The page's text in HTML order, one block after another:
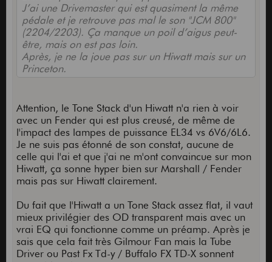
J’ai une Drivemaster qui est quasiment la même
pédale et je retrouve pas mal le son "JCM 800"
(2204/2203). Ça manque un poil d’aigus peut-
être, mais on est pas loin.
Après, je ne la joue pas sur un Hiwatt mais sur un
Princeton.
Attention, le Tone Stack d'un Hiwatt n'a rien à voir
avec un Fender qui est plus creusé, de même de
l'impact des lampes de puissance EL34 vs 6V6/6L6.
Je ne suis pas étonné de son constat, aucune de
celle qui l'ai et que j'ai ne m'ont convaincue sur mon
Hiwatt, ça sonne hyper bien sur Marshall / Fender
mais pas sur Hiwatt clairement.
Du fait que l'Hiwatt a un Tone Stack assez flat, il vaut
mieux privilégier des OD transparent mais avec un
vrai EQ qui fonctionne comme un préamp. Après je
sais que cela fait très Gilmour Fan mais la Tube
Driver ou Past Fx Td-y / Buffalo FX TD-X sonnent